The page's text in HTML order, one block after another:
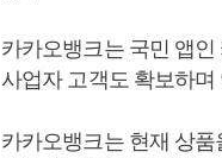
카카오뱅크는 국민 앱
사업자 고객도 확보하
카카오뱅크는 현재 상품